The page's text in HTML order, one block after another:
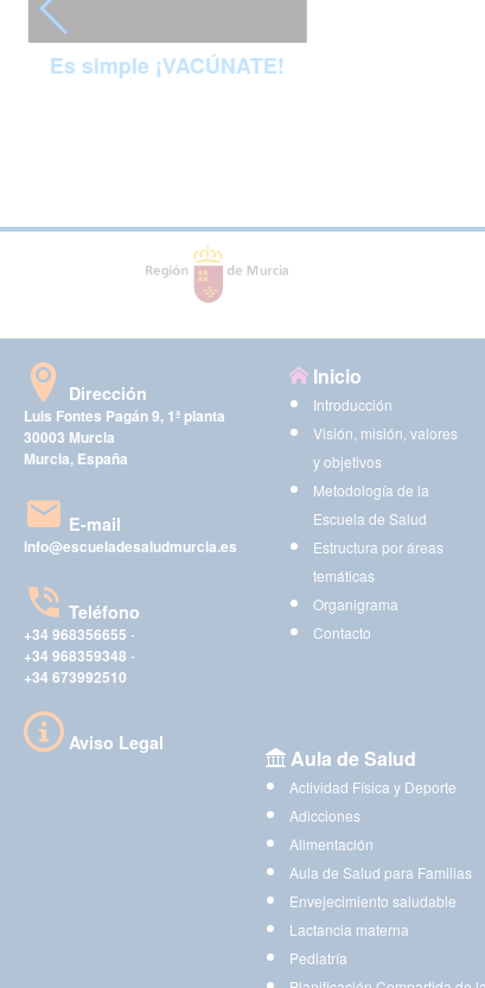
Es simple ¡VACÚNATE!
Dirección
Luis Fontes Pagán 9, 1ª planta
30003 Murcia
Murcia, España
E-mail
info@escueladesaludmurcia.es
Teléfono
+34 968356655 -
+34 968359348 -
+34 673992510
Aviso Legal
Inicio
Introducción
Visión, misión, valores
y objetivos
Metodología de la
Escuela de Salud
Estructura por áreas
temáticas
Organigrama
Contacto
Aula de Salud
Actividad Física y Deporte
Adicciones
Alimentación
Aula de Salud para Familias
Envejecimiento saludable
Lactancia materna
Pediatría